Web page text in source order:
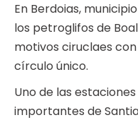
En Berdoias,
los petroglifos de
motivos ciruclaes
círculo único.
Uno de las
importantes de